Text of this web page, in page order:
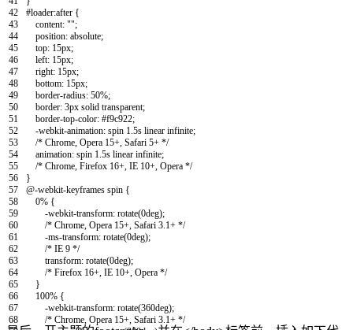
42
43
44
45
46
47
48
49
50
51
52
53
54
55
56
57
58
59
60
61
62
63
64
65
66
67
68
#loader:after {
content: "";
position: absolute;
top: 15px;
left: 15px;
right: 15px;
bottom: 15px;
border-radius: 50%;
border: 3px solid transparent;
border-top-color: #f9c922;
-webkit-animation: spin 1.5s linear infinite;
/* Chrome, Opera 15+, Safari 5+ */
animation: spin 1.5s linear infinite;
/* Chrome, Firefox 16+, IE 10+, Opera */
}
@-webkit-keyframes spin {
0% {
-webkit-transform: rotate(0deg);
/* Chrome, Opera 15+, Safari 3.1+ */
-ms-transform: rotate(0deg);
/* IE 9 */
transform: rotate(0deg);
/* Firefox 16+, IE 10+, Opera */
}
100% {
-webkit-transform: rotate(360deg);
/* Chrome, Opera 15+, Safari 3.1+ */